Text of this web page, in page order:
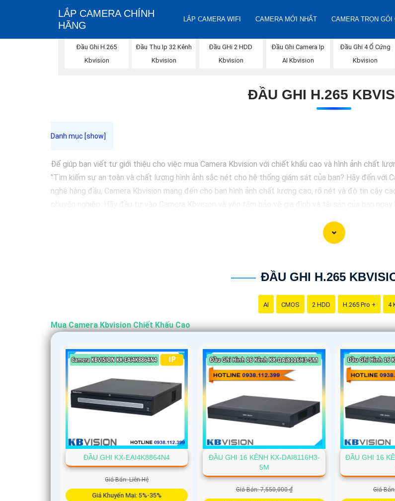
LẮP CAMERA CHÍNH
HÃNG
LẮP CAMERA WIFI CAMERA MỚI NHẤT CAMERA TRỌN GÓI
Đầu Ghi H.265
Kbvision
Đầu Thu Ip 32 Kênh
Kbvision
Đầu GHi 2 HDD
Kbvision
Đầu Ghi Camera Ip
AI Kbvision
Đầu Ghi 4 Ổ Cứng
Kbvision
ĐẦU GHI H.265
Để giúp bạn viết tư giới thiệu cho việc mua Camera Kbvision với chiết khấu cao và hình ảnh chất
"Tìm kiếm sự an toàn và chất lượng hình ảnh sắc nét cho hệ thống giám sát của bạn? Hãy đến với
nghệ hàng đầu, Camera Kbvision mang đến cho bạn hình ảnh chất lượng cao, rõ nét và độ tin cậy
ĐẦU GHI H.265
AI CMOS 2 HDD H.265 Pro + 4
Mua Camera Kbvision Chiết Khấu Cao
ĐẦU GHI KX-EAI4K8864N4
Giá Bán: Liên Hệ
Giá Khuyến Mại: 5%-35%
ĐẦU GHI 16 KÊNH KX-DAI8116H3-
5M
Giá Bán: 7,550,000 ₫
ĐẦU GHI 16
Giá